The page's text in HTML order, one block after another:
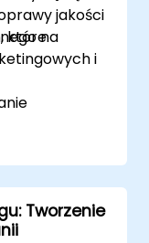
jakości
na
i
które
e-maile,
klientów.
i
oraz
Tworzenie